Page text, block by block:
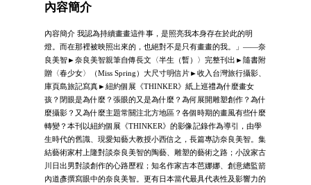
內容簡介
內容簡介 我認為持續畫畫這件事，是照亮我本身存在於此的明
燈。而在那裡被映照出來的，也絕對不是只有畫畫的我。」――奈
良美智►奈良美智親筆自傳長文〈半生（暫）〉完整刊出►隨書附
贈〈春少女〉（Miss Spring）大尺寸明信片►收入台灣旅行攝影、
庫頁島旅記寫真►紐約個展《THINKER》紙上巡禮為什麼畫女
孩？閉眼是為什麼？張眼的又是為什麼？為何展開雕塑創作？為什
麼攝影？又為什麼主題常關注北方地區？各個時期的畫風有些什麼
轉變？本刊以紐約個展《THINKER》的影像記錄作為導引，由學
生時代的舊識、現愛知藝大教授小西信之，長篇專訪奈良美智。集
結藝術家村上隆對談奈良美智的陶藝、雕塑的藝術之路；小說家古
川日出男對談創作的心路歷程；知名作家吉本芭娜娜、創意總監箭
內道彥撰寫眼中的奈良美智。更有日本當代最具代表性及影響力的